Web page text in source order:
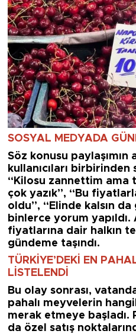
SOSYAL MEDYADA
Söz konusu paylaşımın
kullanıcıları
“Kilosu zannettim ama
çok yazık”, “Bu
oldu”, “Elinde kalsın
binlerce yorum
fiyatlarına dair halkın
gündeme taşındı.
TÜRKİYE’DEKİ EN
LİSTELENDİ
Bu olay sonrası,
pahalı meyvelerin
merak etmeye başladı.
da özel satış